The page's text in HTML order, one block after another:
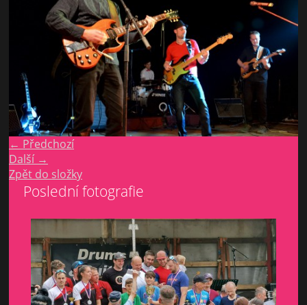
← Předchozí
Další →
Zpět do složky
Poslední fotografie